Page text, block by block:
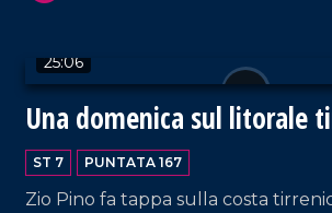
25:06
Una domenica sul litorale
ST 7 PUNTATA 167
Zio Pino fa tappa sulla costa tirrenica e raggiunge
VAI AL TITOLO